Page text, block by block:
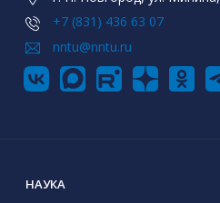
+7 (831) 436 63 07
nntu@nntu.ru
НАУКА